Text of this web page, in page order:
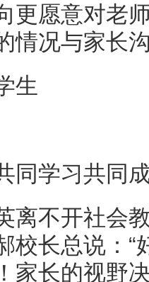
更愿意对老
情况与家长
生
同学习共同
离不开社会
校长总说：
家长的视野